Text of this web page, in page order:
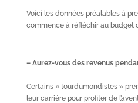
Voici les données préalables à
commence à réfléchir au budget
– Aurez-vous des revenus
Certains « tourdumondistes »
leur carrière pour profiter de